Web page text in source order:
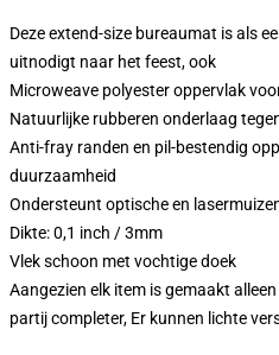
Deze extend-size bureaumat is als
uitnodigt naar het feest, ook
Microweave polyester oppervlak
Natuurlijke rubberen onderlaag
Anti-fray randen en pil-bestendig
duurzaamheid
Ondersteunt optische en
Dikte: 0,1 inch / 3mm
Vlek schoon met vochtige doek
Aangezien elk item is gemaakt
partij completer, Er kunnen lichte